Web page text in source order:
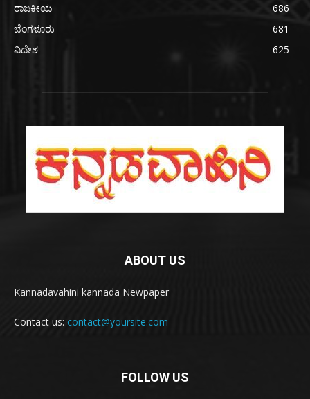
ರಾಜಕೀಯ
686
ಬೆಂಗಳೂರು
681
ವಿದೇಶ
625
ABOUT US
Kannadavahini kannada Newpaper
Contact us: contact@yoursite.com
FOLLOW US